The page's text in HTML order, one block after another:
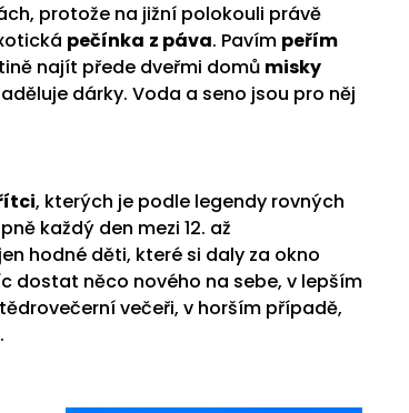
protože na jižní polokouli právě
pečínka z páva. Pavím peřím
najít přede dveřmi domů misky
dárky. Voda a seno jsou pro něj
, kterých je podle legendy rovných
každý den mezi 12. až
hodné děti, které si daly za okno
dostat něco nového na sebe, v lepším
večeři, v horším případě,
.